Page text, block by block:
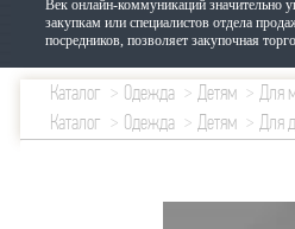
Век онлайн-коммуникаций значительно
закупкам или специалистов отдела
посредников, позволяет закупочная
Каталог Одежда Детям Для
Каталог
Одежда Детям Для